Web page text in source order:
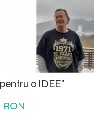
o IDEE"
RON